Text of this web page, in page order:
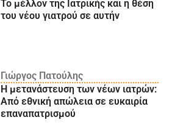
Το μέλλον της Ιατρικής και η θέση
του νέου γιατρού σε αυτήν
Γιώργος Πατούλης
Η μετανάστευση των νέων ιατρών:
Aπό εθνική απώλεια σε ευκαιρία
επαναπατρισμού